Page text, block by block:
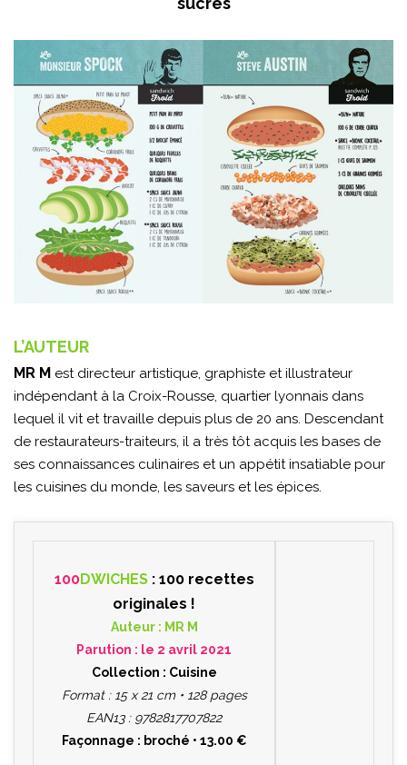
L’AUTEUR
MR M est directeur artistique, graphiste et illustrateur
indépendant à la Croix-Rousse, quartier lyonnais dans
lequel il vit et travaille depuis plus de 20 ans. Descendant
de restaurateurs-traiteurs, il a très tôt acquis les bases de
ses connaissances culinaires et un appétit insatiable pour
les cuisines du monde, les saveurs et les épices.
100DWICHES: 100 recettes
originales !
Auteur : MR M
Parution : le 2 avril 2021
Collection : Cuisine
Format : 15 x 21 cm • 128 pages
EAN13 : 9782817707822
Façonnage : broché • 13.00 €